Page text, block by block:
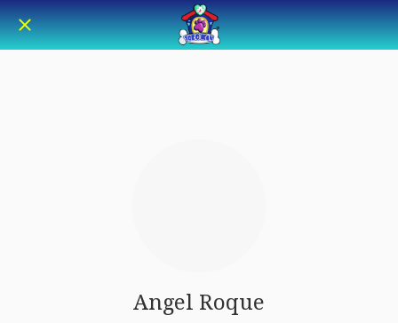
Angel Roque